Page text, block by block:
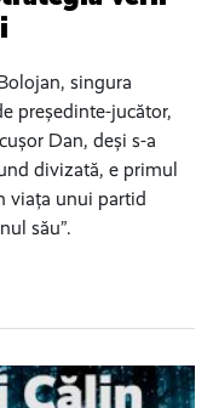
singura
președinte-jucător,
Dan, deși s-a
divizată, e primul
viața unui partid
său”.